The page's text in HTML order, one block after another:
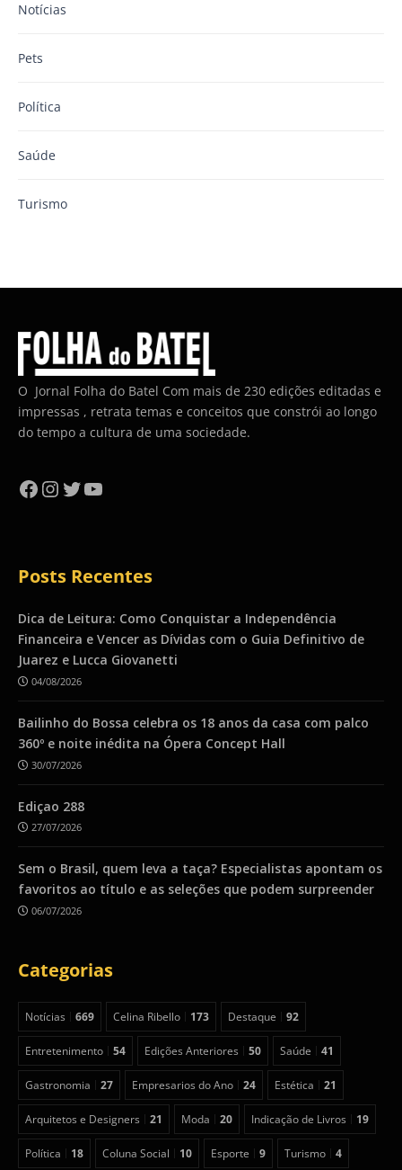
Notícias
Pets
Política
Saúde
Turismo
O Jornal Folha do Batel Com mais de 230 edições editadas e
impressas , retrata temas e conceitos que constrói ao longo
do tempo a cultura de uma sociedade.
Facebook
Instagram
Twitter
YouTube
Posts Recentes
Dica de Leitura: Como Conquistar a Independência
Financeira e Vencer as Dívidas com o Guia Definitivo de
Juarez e Lucca Giovanetti
04/08/2026
Bailinho do Bossa celebra os 18 anos da casa com palco
360º e noite inédita na Ópera Concept Hall
30/07/2026
Ediçao 288
27/07/2026
Sem o Brasil, quem leva a taça? Especialistas apontam os
favoritos ao título e as seleções que podem surpreender
06/07/2026
Categorias
Notícias 669 Celina Ribello 173 Destaque 92
Entretenimento 54 Edições Anteriores 50 Saúde 41
Gastronomia 27 Empresarios do Ano 24 Estética 21
Arquitetos e Designers 21 Moda 20 Indicação de Livros 19
Política 18 Coluna Social 10 Esporte 9 Turismo 4